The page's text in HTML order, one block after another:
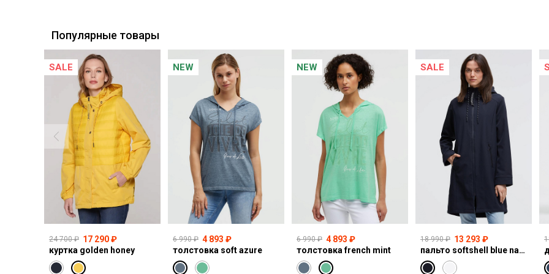
Самовывоз из пункта выдачи СДЭК
Популярные товары
SALE
24 700 ₽ 17 290 ₽
куртка golden honey
NEW
6 990 ₽ 4 893 ₽
толстовка soft azure
NEW
6 990 ₽ 4 893 ₽
толстовка french mint
SALE
18 990 ₽ 13 293 ₽
пальто softshell blue navy